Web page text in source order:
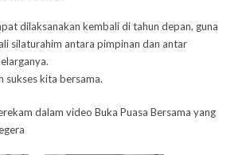
dilaksanakan kembali di tahun depan, guna
silaturahim antara pimpinan dan antar
sukses kita bersama.
dalam video Buka Puasa Bersama yang